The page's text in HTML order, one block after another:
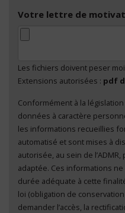
Votre lettre de
Les fichiers doivent peser
Extensions autorisées : pdf
En cliquant sur
de mes données à
Conformément à la
données à caractère
les informations recueillies
automatisé et sont mises à disposition de toute personne
autorisée, au sein de
adaptée. Ces informations
durée adéquate à cette
loi (obligation de
demander l’accès, la